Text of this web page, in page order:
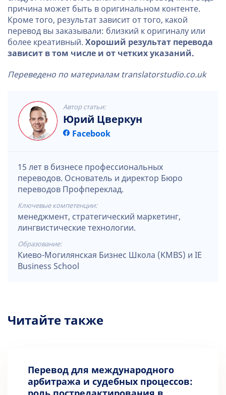
причина может быть в оригинальном контенте.
Кроме того, результат зависит от того, какой
перевод вы заказывали: близкий к оригиналу или
более креативный. Хороший результат перевода
зависит в том числе и от четких указаний.
Переведено по материалам translatorstudio.co.uk
Автор статьи:
Юрий Цверкун
Facebook
15 лет в бизнесе профессиональных
переводов. Основатель и директор Бюро
переводов Профпереклад.
Ключевые компетенции:
менеджмент, стратегический маркетинг,
лингвистические технологии.
Образование:
Киево-Могилянская Бизнес Школа (KMBS) и IE
Business School
Читайте также
Перевод для международного
арбитража и судебных процессов: